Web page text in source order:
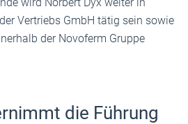
Vertriebs GmbH tätig sein sowie
der Novoferm Gruppe
die Führung